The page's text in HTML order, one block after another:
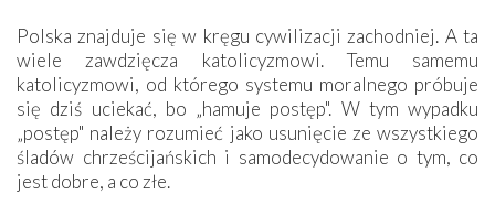
Polska znajduje się w kręgu cywilizacji zachodniej. A ta
wiele zawdzięcza katolicyzmowi. Temu samemu
katolicyzmowi, od którego systemu moralnego próbuje
się dziś uciekać, bo „hamuje postęp". W tym wypadku
„postęp" należy rozumieć jako usunięcie ze wszystkiego
śladów chrześcijańskich i samodecydowanie o tym, co
jest dobre, a co złe.